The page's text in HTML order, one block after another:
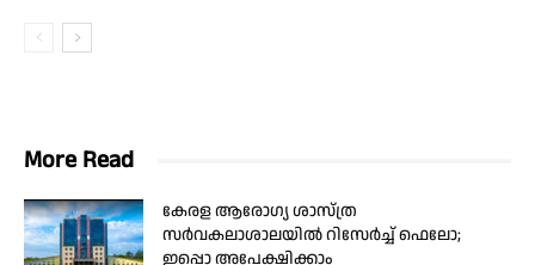
More Read
കേരള ആരോഗ്യ ശാസ്ത്ര
സർവകലാശാലയിൽ റിസേർച്ച് ഫെലോ;
ഇപ്പൊ അപേക്ഷിക്കാം